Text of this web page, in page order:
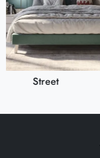
Street